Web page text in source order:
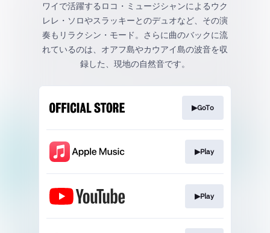
ワイで活躍するロコ・ミュージシャンによるウク
レレ・ソロやスラッキーとのデュオなど、その演
奏もリラクシン・モード。さらに曲のバックに流
れているのは、オアフ島やカウアイ島の波音を収
録した、現地の自然音です。
▶GoTo
▶Play
▶Play